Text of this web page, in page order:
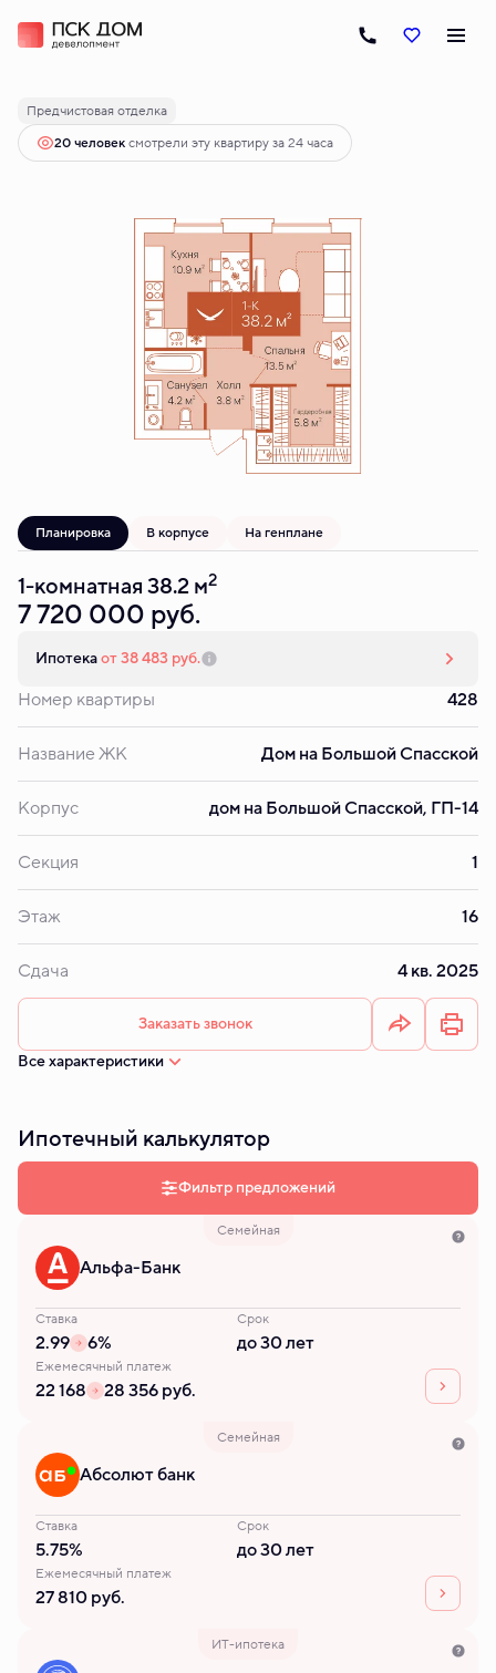
1-комнатная38.2 м 7 720 000 руб.
Ипотекаот 38 483 руб.
Предчистовая отделка
20 человексмотрели эту квартиру за 24 часа
Планировка В корпусе На генплане
1-комнатная 38.2 м2
7 720 000 руб.
Ипотекаот 38 483 руб.
Номер квартиры 428
Название ЖК Дом на Большой Спасской
Корпус дом на Большой Спасской, ГП-14
Секция 1
Этаж 16
Сдача 4 кв. 2025
Заказать звонок
Все характеристики
Ипотечный калькулятор
Фильтр предложений
Семейная
Альфа-Банк
Ставка
2.99 6%
Срок
до 30 лет
Ежемесячный платеж
22 168 28 356 руб.
Семейная
Абсолют банк
Ставка
5.75%
Срок
до 30 лет
Ежемесячный платеж
27 810 руб.
ИТ-ипотека